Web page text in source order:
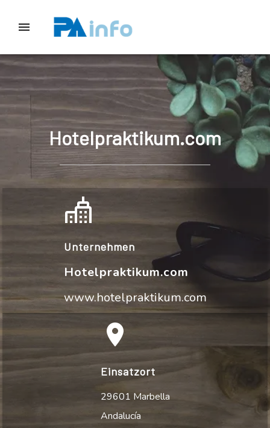
Hotelpraktikum.com
Unternehmen
Hotelpraktikum.com
www.hotelpraktikum.com
Einsatzort
29601 Marbella
Andalucía